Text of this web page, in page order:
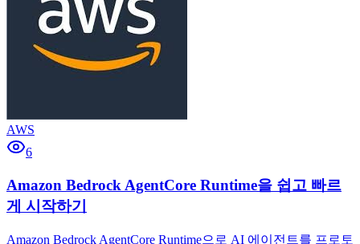
AWS
6
Amazon Bedrock AgentCore Runtime을 쉽고 빠르
게 시작하기
Amazon Bedrock AgentCore Runtime으로 AI 에이전트를 프로토